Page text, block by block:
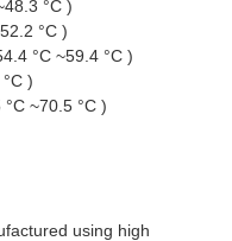
°C )
°C )
°C ~59.4 °C )
)
~70.5 °C )
using high